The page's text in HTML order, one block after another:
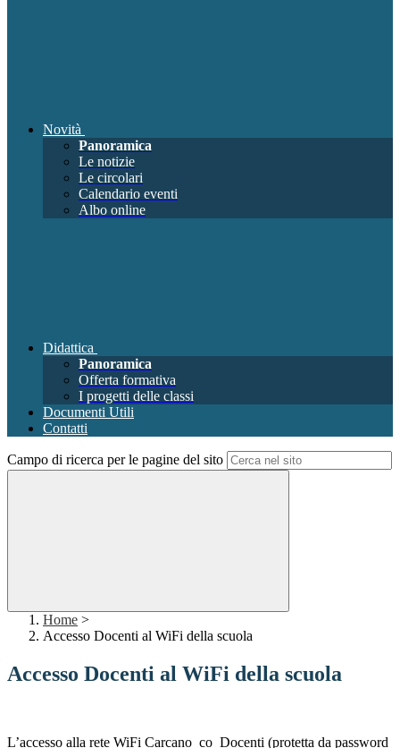
Novità
Panoramica
Le notizie
Le circolari
Calendario eventi
Albo online
Didattica
Panoramica
Offerta formativa
I progetti delle classi
Documenti Utili
Contatti
Campo di ricerca per le pagine del sito
Home >
Accesso Docenti al WiFi della scuola
Accesso Docenti al WiFi della scuola
L’accesso alla rete WiFi Carcano_co_Docenti (protetta da password